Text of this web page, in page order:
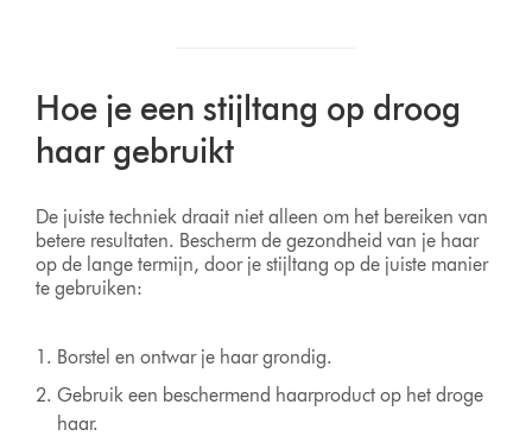
Hoe je een stijltang op droog
haar gebruikt
De juiste techniek draait niet alleen om het bereiken van
betere resultaten. Bescherm de gezondheid van je haar
op de lange termijn, door je stijltang op de juiste manier
te gebruiken:
Borstel en ontwar je haar grondig.
Gebruik een beschermend haarproduct op het droge
haar.